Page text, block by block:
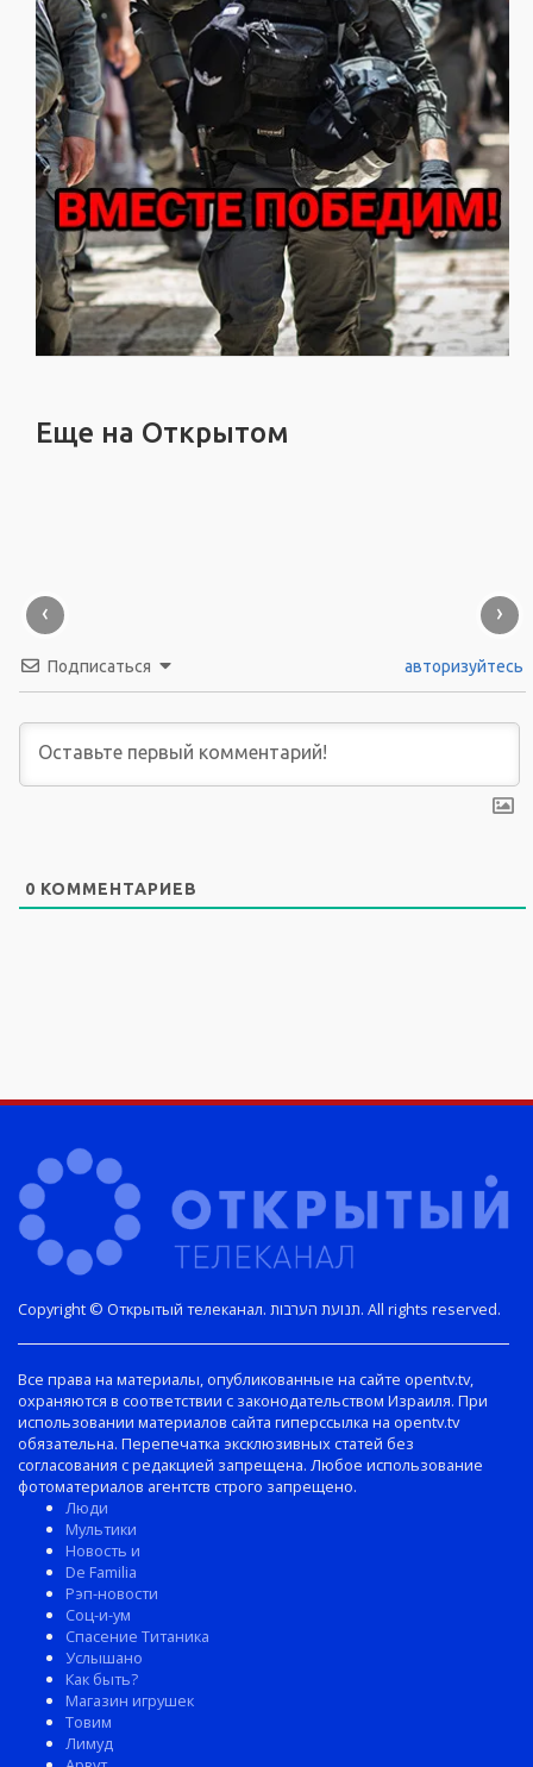
Еще на Открытом
‹ ›
Подписаться авторизуйтесь
0 КОММЕНТАРИЕВ
Copyright © Открытый телеканал. תנועת הערבות. All rights reserved.
Все права на материалы, опубликованные на сайте opentv.tv,
охраняются в соответствии с законодательством Израиля. При
использовании материалов сайта гиперссылка на opentv.tv
обязательна. Перепечатка эксклюзивных статей без
согласования с редакцией запрещена. Любое использование
фотоматериалов агентств строго запрещено.
Люди
Мультики
Новость и
De Familia
Рэп-новости
Соц-и-ум
Спасение Титаника
Услышано
Как быть?
Магазин игрушек
Товим
Лимуд